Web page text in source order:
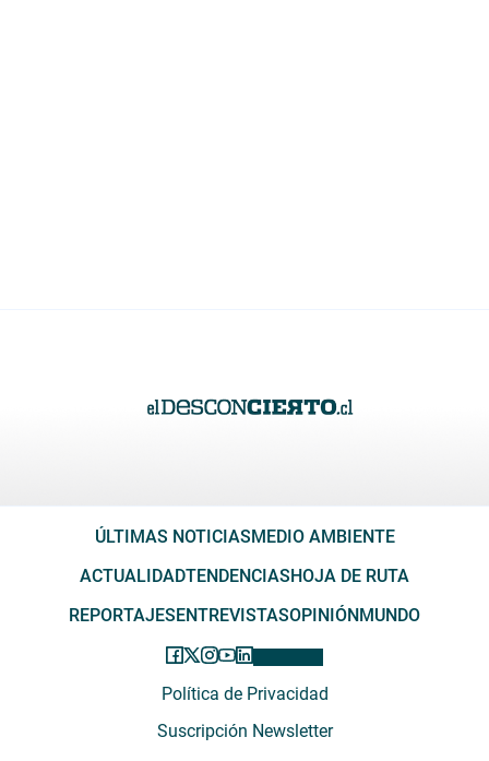
ÚLTIMAS NOTICIAS MEDIO AMBIENTE
ACTUALIDADTENDENCIAS HOJA DE RUTA
REPORTAJES ENTREVISTASOPINIÓN MUNDO
Política de Privacidad
Suscripción Newsletter